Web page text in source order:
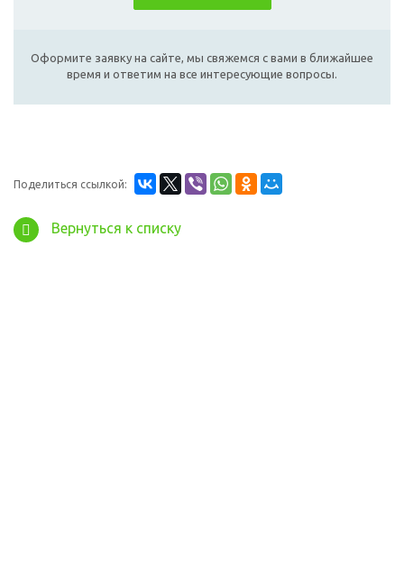
Оформите заявку на сайте, мы свяжемся с вами в ближайшее
время и ответим на все интересующие вопросы.
Поделиться ссылкой:
Вернуться к списку